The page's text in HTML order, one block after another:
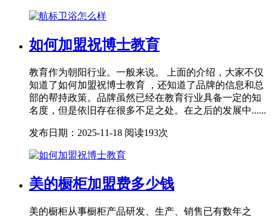
如何加盟祝博士教育
教育作为朝阳行业。一般来说。 上面的介绍，大家不仅
知道了如何加盟祝博士教育 ，还知道了品牌的信息和总
部的帮持政策。品牌虽然已经在教育行业具备一定的知
名度，但是依旧存在很多不足之处。在之后的发展中......
发布日期：2025-11-18 阅读193次
美的橱柜加盟费多少钱
美的橱柜从事橱柜产品研发、生产、销售已有数年之